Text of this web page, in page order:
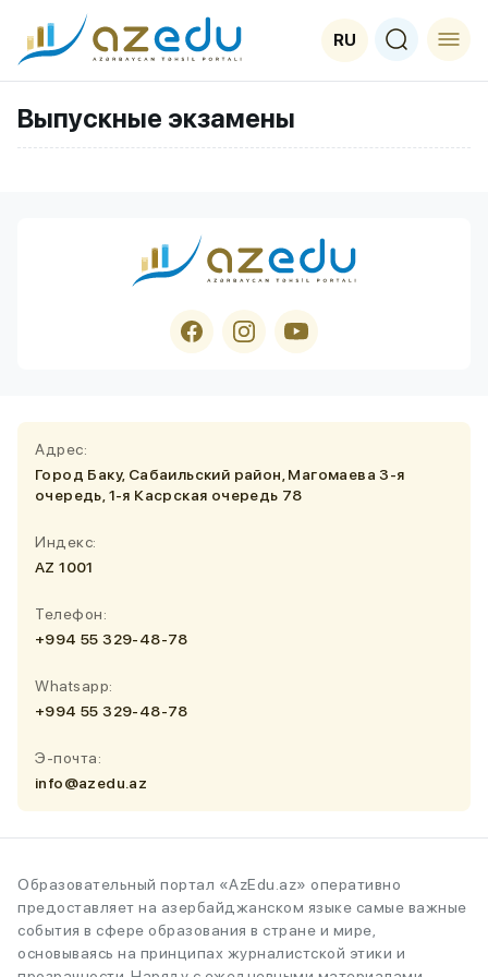
RU
Выпускные экзамены
Адрес:
Город Баку, Сабаильский район, Магомаева 3-я
очередь, 1-я Касрская очередь 78
Индекс:
AZ 1001
Телефон:
+994 55 329-48-78
Whatsapp:
+994 55 329-48-78
Э-почта:
info@azedu.az
Образовательный портал «AzEdu.az» оперативно
предоставляет на азербайджанском языке самые важные
события в сфере образования в стране и мире,
основываясь на принципах журналистской этики и